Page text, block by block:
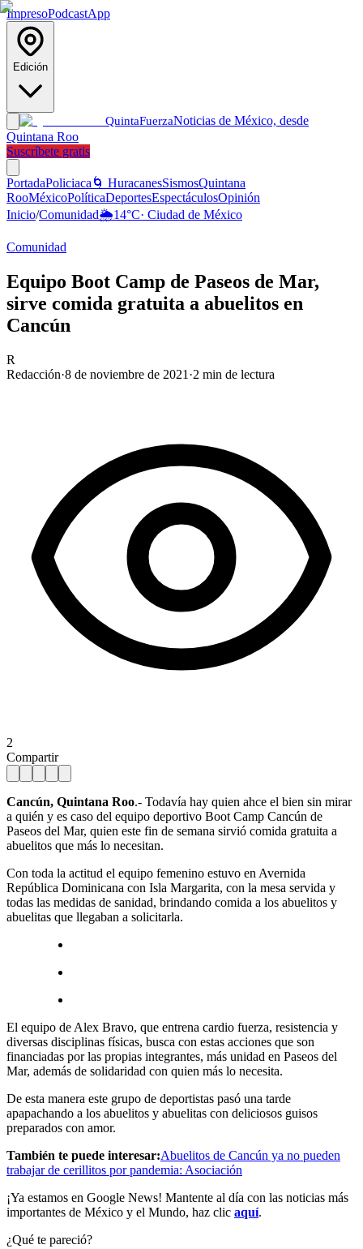
ImpresoPodcastApp
Edición
QuintaFuerzaNoticias de México, desde
Quintana Roo
Suscríbete gratis
PortadaPoliciaca 🌀 HuracanesSismosQuintana
RooMéxicoPolíticaDeportesEspectáculosOpinión
Inicio/Comunidad🌦️14°C· Ciudad de México
Comunidad
Equipo Boot Camp de Paseos de Mar,
sirve comida gratuita a abuelitos en
Cancún
R
Redacción·8 de noviembre de 2021 ·2 min de lectura
2
Compartir
Cancún, Quintana Roo.- Todavía hay quien ahce el bien sin mirar
a quién y es caso del equipo deportivo Boot Camp Cancún de
Paseos del Mar, quien este fin de semana sirvió comida gratuita a
abuelitos que más lo necesitan.
Con toda la actitud el equipo femenino estuvo en Avernida
República Dominicana con Isla Margarita, con la mesa servida y
todas las medidas de sanidad, brindando comida a los abuelitos y
abuelitas que llegaban a solicitarla.
El equipo de Alex Bravo, que entrena cardio fuerza, resistencia y
diversas disciplinas físicas, busca con estas acciones que son
financiadas por las propias integrantes, más unidad en Paseos del
Mar, además de solidaridad con quien más lo necesita.
De esta manera este grupo de deportistas pasó una tarde
apapachando a los abuelitos y abuelitas con deliciosos guisos
preparados con amor.
También te puede interesar:Abuelitos de Cancún ya no pueden
trabajar de cerillitos por pandemia: Asociación
¡Ya estamos en Google News! Mantente al día con las noticias más
importantes de México y el Mundo, haz clic aquí.
¿Qué te pareció?